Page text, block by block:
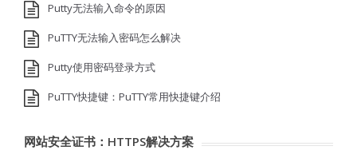
Putty无法输入命令的原因
PuTTY无法输入密码怎么解决
Putty使用密码登录方式
PuTTY快捷键：PuTTY常用快捷键介绍
网站安全证书：HTTPS解决方案